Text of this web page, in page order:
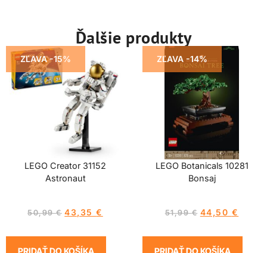
Ďalšie produkty
ZĽAVA -15%
LEGO Creator 31152
Astronaut
50,99€ 43,35€
ZĽAVA -14%
LEGO Botanicals 10281
Bonsaj
51,99€ 44,50 €